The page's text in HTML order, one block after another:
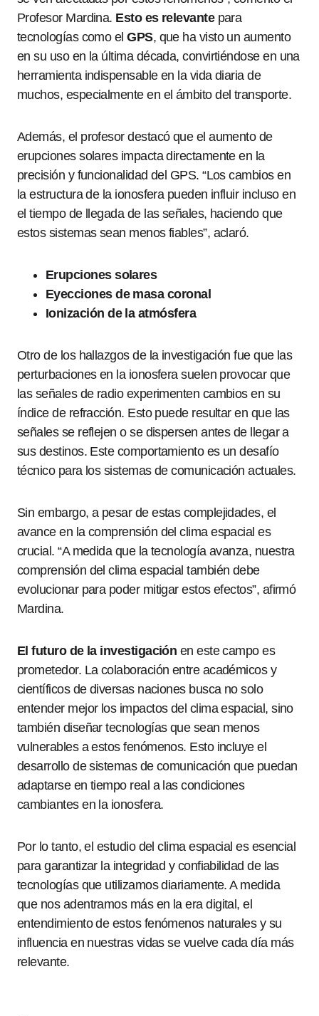
Profesor Mardina. Esto es relevantepara
tecnologías como elGPS, que ha visto un aumento
en su uso en la última década, convirtiéndose en una
herramienta indispensable en la vida diaria de
muchos, especialmente en el ámbito del transporte.
Además, el profesor destacó que el aumento de
erupciones solares impacta directamente en la
precisión y funcionalidad del GPS. “Los cambios en
la estructura de la ionosfera pueden influir incluso en
el tiempo de llegada de las señales, haciendo que
estos sistemas sean menos fiables”, aclaró.
Erupciones solares
Eyecciones de masa coronal
Ionización de la atmósfera
Otro de los hallazgos de la investigación fue que las
perturbaciones en la ionosfera suelen provocar que
las señales de radio experimenten cambios en su
índice de refracción. Esto puede resultar en que las
señales se reflejen o se dispersen antes de llegar a
sus destinos. Este comportamiento es un desafío
técnico para los sistemas de comunicación actuales.
Sin embargo, a pesar de estas complejidades, el
avance en la comprensión del clima espacial es
crucial. “A medida que la tecnología avanza, nuestra
comprensión del clima espacial también debe
evolucionar para poder mitigar estos efectos”, afirmó
Mardina.
El futuro de la investigación en este campo es
prometedor. La colaboración entre académicos y
científicos de diversas naciones busca no solo
entender mejor los impactos del clima espacial, sino
también diseñar tecnologías que sean menos
vulnerables a estos fenómenos. Esto incluye el
desarrollo de sistemas de comunicación que puedan
adaptarse en tiempo real a las condiciones
cambiantes en la ionosfera.
Por lo tanto, el estudio del clima espacial es esencial
para garantizar la integridad y confiabilidad de las
tecnologías que utilizamos diariamente. A medida
que nos adentramos más en la era digital, el
entendimiento de estos fenómenos naturales y su
influencia en nuestras vidas se vuelve cada día más
relevante.